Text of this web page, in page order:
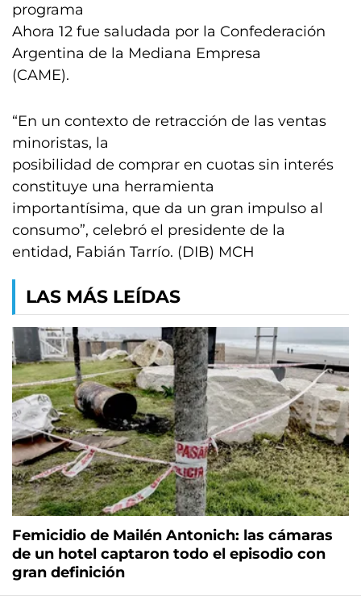
programa
Ahora 12 fue saludada por la Confederación
Argentina de la Mediana Empresa
(CAME).
“En un contexto de retracción de las ventas
minoristas, la
posibilidad de comprar en cuotas sin interés
constituye una herramienta
importantísima, que da un gran impulso al
consumo”, celebró el presidente de la
entidad, Fabián Tarrío. (DIB) MCH
LAS MÁS LEÍDAS
Femicidio de Mailén Antonich: las cámaras
de un hotel captaron todo el episodio con
gran definición